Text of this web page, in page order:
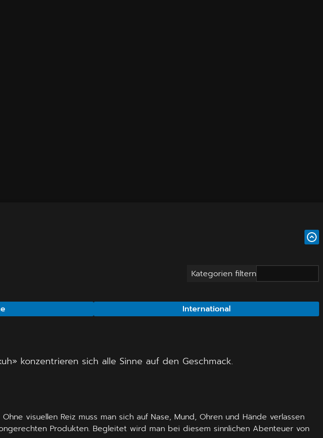
Kategorien filtern
International
konzentrieren sich alle Sinne auf den Geschmack.
visuellen Reiz muss man sich auf Nase, Mund, Ohren und Hände verlassen
Produkten. Begleitet wird man bei diesem sinnlichen Abenteuer von